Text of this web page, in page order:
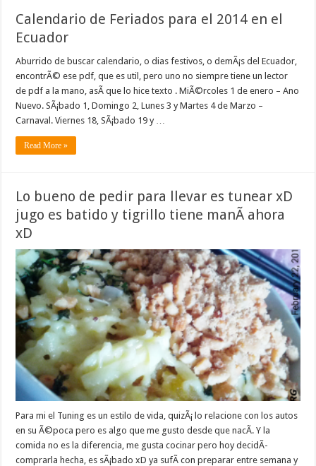
Calendario de Feriados para el 2014 en el
Ecuador
Aburrido de buscar calendario, o dias festivos, o demÃ¡s del Ecuador,
encontrÃ© ese pdf, que es util, pero uno no siempre tiene un lector
de pdf a la mano, asÃ­ que lo hice texto . MiÃ©rcoles 1 de enero – Ano
Nuevo. SÃ¡bado 1, Domingo 2, Lunes 3 y Martes 4 de Marzo –
Carnaval. Viernes 18, SÃ¡bado 19 y …
Read More »
Lo bueno de pedir para llevar es tunear xD
jugo es batido y tigrillo tiene manÃ­ ahora
xD
Para mi el Tuning es un estilo de vida, quizÃ¡ lo relacione con los autos
en su Ã©poca pero es algo que me gusto desde que nacÃ­. Y la
comida no es la diferencia, me gusta cocinar pero hoy decidÃ­
comprarla hecha, es sÃ¡bado xD ya sufÃ­ con preparar entre semana y